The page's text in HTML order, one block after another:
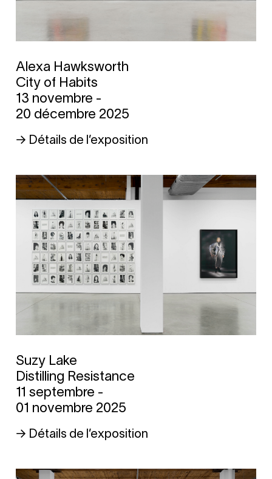
Alexa Hawksworth
City of Habits
13 novembre -
20 décembre 2025
→ Détails de l’exposition
Suzy Lake
Distilling Resistance
11 septembre -
01 novembre 2025
→ Détails de l’exposition